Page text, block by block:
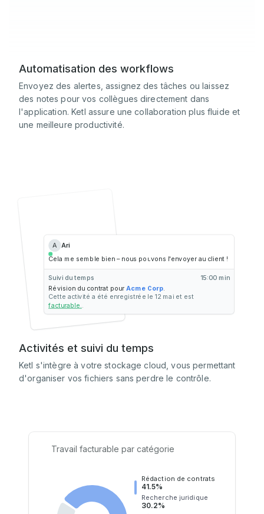
Automatisation des workflows
Envoyez des alertes, assignez des tâches ou laissez
des notes pour vos collègues directement dans
l'application. Ketl assure une collaboration plus fluide et
une meilleure productivité.
A Ari
Cela me semble bien – nous pouvons l'envoyer au client !
Suivi du temps
15:00 min
Révision du contrat pour Acme Corp
Cette activité a été enregistrée le 12 mai et est
facturable.
Activités et suivi du temps
Ketl s'intègre à votre stockage cloud, vous permettant
d'organiser vos fichiers sans perdre le contrôle.
Travail facturable par catégorie
Rédaction de contrats
41.5%
Recherche juridique
30.2%